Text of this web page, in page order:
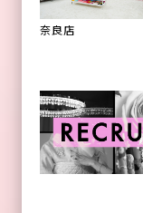
奈良店